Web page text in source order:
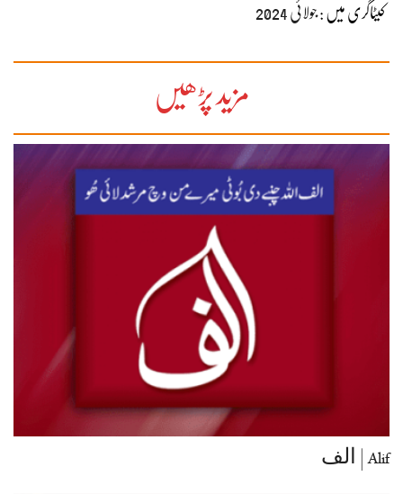
کیٹاگری میں :جولائی 2024
مزید پڑھیں
Alif | الف